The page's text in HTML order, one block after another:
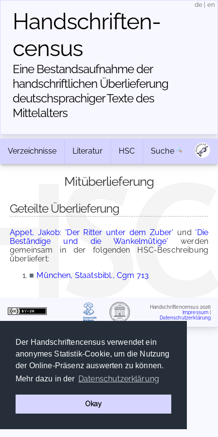
Der Handschriftencensus verwendet ein
anonymes Statistik-Cookie, um die Nutzung
der Online-Präsenz auswerten zu können.
Mehr dazu in der Datenschutzerklärung
Okay
Handschriften­
census
Eine Bestandsaufnahme der
handschriftlichen Über­lieferung
deutschsprachiger Texte des
Mittelalters
de en
Verzeichnisse Literatur HSC Suche
Mitüberlieferung
Geteilte Überlieferung
Appet, Jakob: 'Der Ritter unter dem Zuber' und 'Die
Beständige und die Wankelmütige' werden
gemeinsam in der folgenden HSC-Beschreibung
überliefert:
■ München, Staatsbibl., Cgm 713
Handschriftencensus 2026
Impressum
Datenschutzerklärung